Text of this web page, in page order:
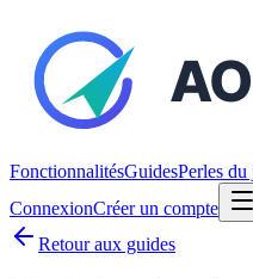
FonctionnalitésGuidesPerles du
ConnexionCréer un compte
Retour aux guides